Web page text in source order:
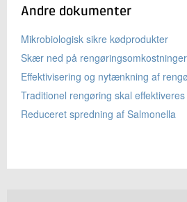
Andre dokumenter
Mikrobiologisk sikre kødprodukter
Skær ned på
Effektivisering og nytænkning af
Traditionel rengøring skal effektiveres
Reduceret spredning af Salmonella